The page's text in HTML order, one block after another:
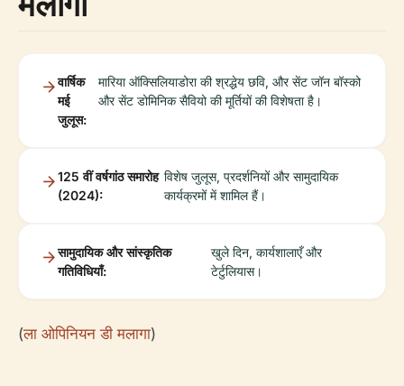
वार्षिक
मई
जुलूस:
मारिया ऑक्सिलियाडोरा की श्रद्धेय छवि, और सेंट जॉन बॉस्को
और सेंट डोमिनिक सैवियो की मूर्तियों की विशेषता है।
125 वीं वर्षगांठ समारोह
(2024):
विशेष जुलूस, प्रदर्शनियों और सामुदायिक
कार्यक्रमों में शामिल हैं।
सामुदायिक और सांस्कृतिक
गतिविधियाँ:
खुले दिन, कार्यशालाएँ और
टेर्टुलियास।
(ला ओपिनियन डी मलागा)